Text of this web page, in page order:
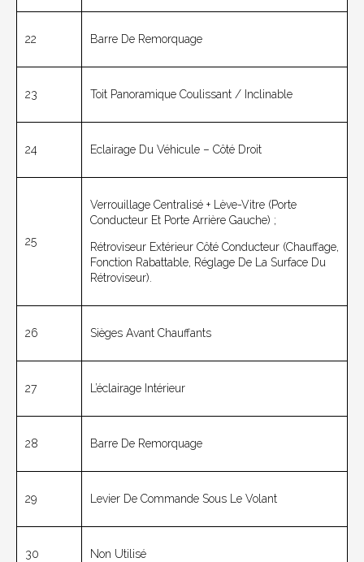
22 Barre De Remorquage
23 Toit Panoramique Coulissant / Inclinable
24 Eclairage Du Véhicule – Côté Droit
25
Verrouillage Centralisé + Lève-Vitre (porte
Conducteur Et Porte Arrière Gauche) ;
Rétroviseur Extérieur Côté Conducteur (chauffage,
Fonction Rabattable, Réglage De La Surface Du
Rétroviseur).
26 Sièges Avant Chauffants
27 L’éclairage Intérieur
28 Barre De Remorquage
29 Levier De Commande Sous Le Volant
30 Non Utilisé